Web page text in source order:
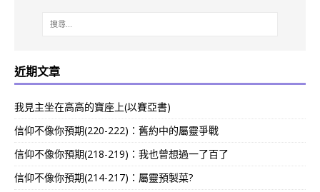
近期文章
我見主坐在高高的寶座上(以賽亞書)
信仰不像你預期(220-222)：舊約中的屬靈爭戰
信仰不像你預期(218-219)：我也曾想過一了百了
信仰不像你預期(214-217)：屬靈預製菜?